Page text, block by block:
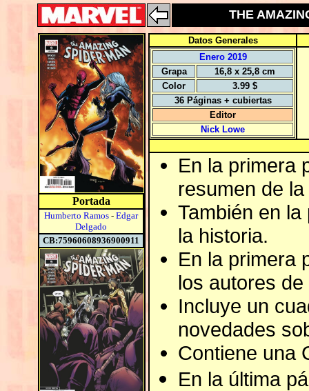
THE
Portada
Humberto Ramos - Edgar
Delgado
CB:75960608936900911
Datos Generales
Enero 2019
Grapa
16,8 x 25,8 cm
Color
3.99 $
36 Páginas + cubiertas
Editor
Nick Lowe
En la primera
resumen de
También en
la historia.
En la primera
los autores
Incluye un
novedades
Contiene una
En la última